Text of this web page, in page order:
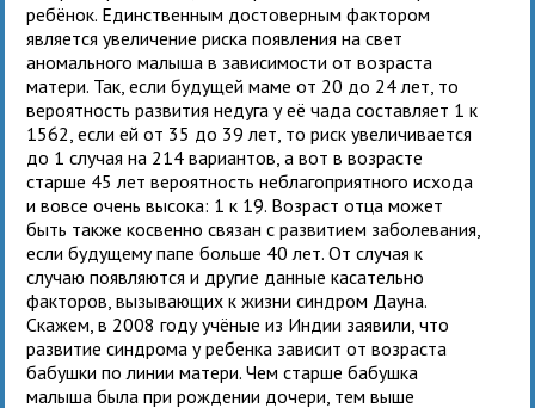
ребёнок. Единственным достоверным фактором
является увеличение риска появления на свет
аномального малыша в зависимости от возраста
матери. Так, если будущей маме от 20 до 24 лет, то
вероятность развития недуга у её чада составляет 1 к
1562, если ей от 35 до 39 лет, то риск увеличивается
до 1 случая на 214 вариантов, а вот в возрасте
старше 45 лет вероятность неблагоприятного исхода
и вовсе очень высока: 1 к 19. Возраст отца может
быть также косвенно связан с развитием заболевания,
если будущему папе больше 40 лет. От случая к
случаю появляются и другие данные касательно
факторов, вызывающих к жизни синдром Дауна.
Скажем, в 2008 году учёные из Индии заявили, что
развитие синдрома у ребенка зависит от возраста
бабушки по линии матери. Чем старше бабушка
малыша была при рождении дочери, тем выше